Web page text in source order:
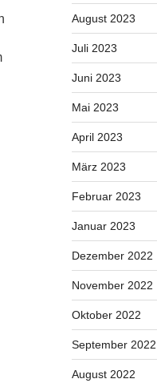
August 2023
Juli 2023
Juni 2023
Mai 2023
April 2023
März 2023
Februar 2023
Januar 2023
Dezember 2022
November 2022
Oktober 2022
September 2022
August 2022